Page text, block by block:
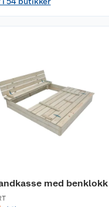
med benklokk